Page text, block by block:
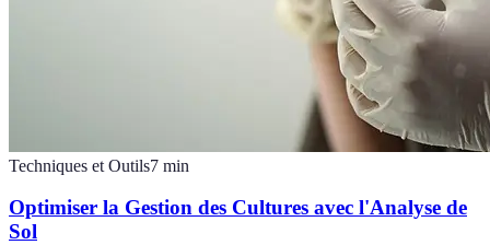
Techniques et Outils7 min
Optimiser la Gestion des Cultures avec l'Analyse de
Sol